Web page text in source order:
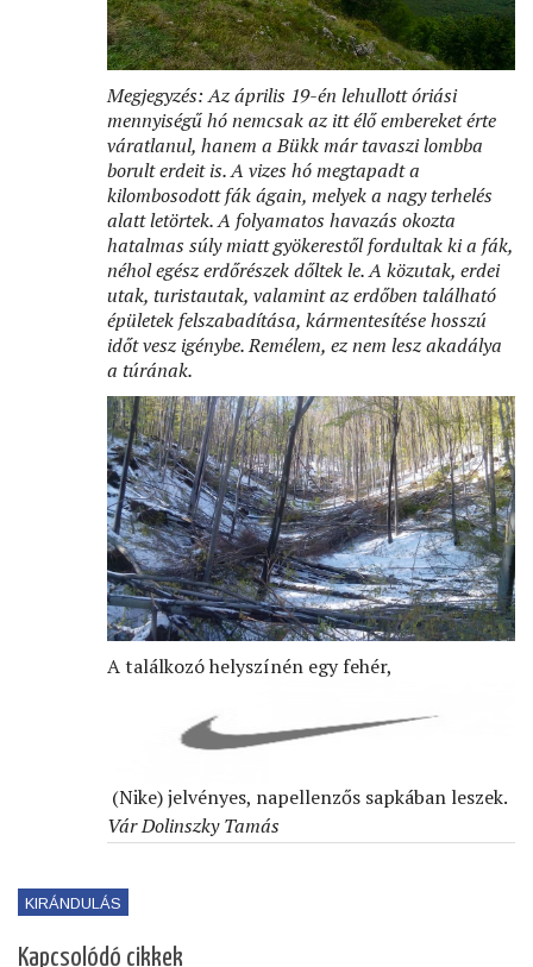
Megjegyzés: Az április 19-én lehullott óriási
mennyiségű hó nemcsak az itt élő embereket érte
váratlanul, hanem a Bükk már tavaszi lombba
borult erdeit is. A vizes hó megtapadt a
kilombosodott fák ágain, melyek a nagy terhelés
alatt letörtek. A folyamatos havazás okozta
hatalmas súly miatt gyökerestől fordultak ki a fák,
néhol egész erdőrészek dőltek le. A közutak, erdei
utak, turistautak, valamint az erdőben található
épületek felszabadítása, kármentesítése hosszú
időt vesz igénybe. Remélem, ez nem lesz akadálya
a túrának.
A találkozó helyszínén egy fehér,
(Nike) jelvényes, napellenzős sapkában leszek.
Vár Dolinszky Tamás
KIRÁNDULÁS
Kapcsolódó cikkek